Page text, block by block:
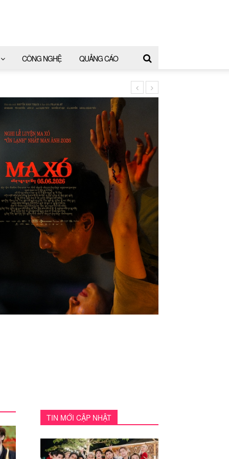
CÔNG NGHỆ QUẢNG CÁO
TIN MỚI CẬP NHẬT